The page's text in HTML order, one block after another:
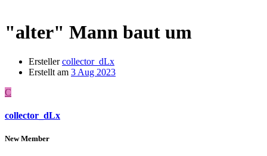
"alter" Mann baut um
Ersteller collector_dLx
Erstellt am 3 Aug 2023
C
collector_dLx
New Member